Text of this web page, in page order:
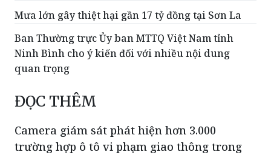
Mưa lớn gây thiệt hại gần 17 tỷ đồng tại Sơn La
Ban Thường trực Ủy ban MTTQ Việt Nam tỉnh
Ninh Bình cho ý kiến đối với nhiều nội dung
quan trọng
ĐỌC THÊM
Camera giám sát phát hiện hơn 3.000
trường hợp ô tô vi phạm giao thông trong